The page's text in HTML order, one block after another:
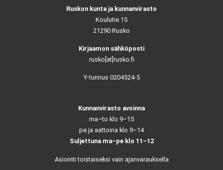
Ruskon kunta ja kunnanvirasto
Koulutie 15
21290 Rusko
Kirjaamon sähköposti
rusko[at]rusko.fi
Y-tunnus 0204524-5
Kunnanvirasto avoinna
ma–to klo 9–15
pe ja aattoina klo 9–14
Suljettuna ma–pe klo 11–12
Asiointi toistaiseksi vain ajanvarauksella